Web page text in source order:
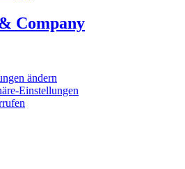
Company
ändern
Einstellungen